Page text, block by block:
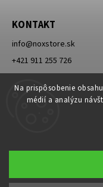
Na prispôsobenie
médií a analýzu
KONTAKT
info@noxstore.sk
+421 911 255 726
Facebook